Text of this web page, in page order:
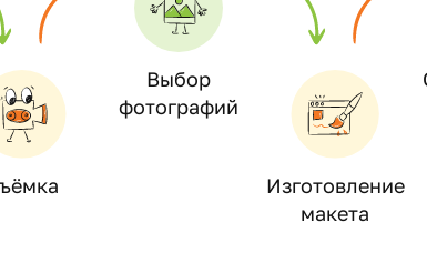
Выбор
фотографий
Изготовление
макета